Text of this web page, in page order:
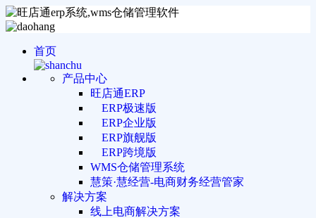
首页
产品中心
旺店通ERP
ERP极速版
ERP企业版
ERP旗舰版
ERP跨境版
WMS仓储管理系统
慧策·慧经营-电商财务经营管家
解决方案
线上电商解决方案